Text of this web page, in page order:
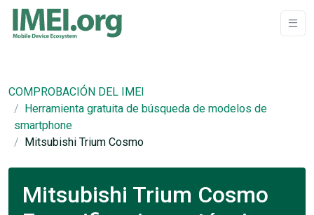
COMPROBACIÓN DEL IMEI
Herramienta gratuita de búsqueda de modelos de
smartphone
Mitsubishi Trium Cosmo
Mitsubishi Trium Cosmo